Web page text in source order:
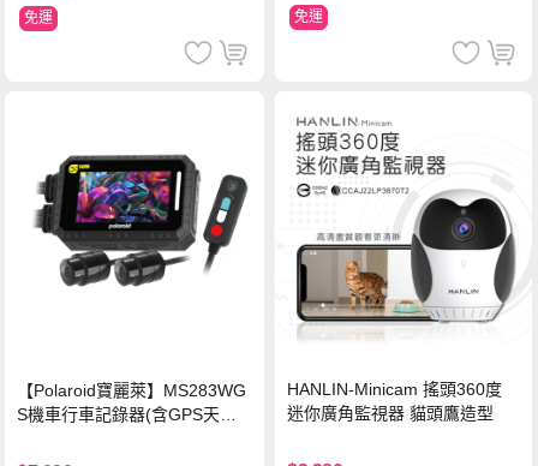
免運 免運
【Polaroid寶麗萊】MS283WG
S機車行車記錄器(含GPS天線)-
HANLIN-Minicam 搖頭360度
迷你廣角監視器 貓頭鷹造型